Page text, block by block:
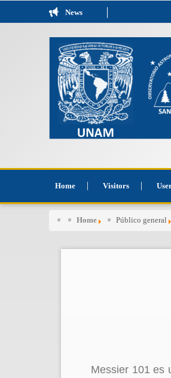
News
Home Visitors
Home Público general
Messier 101 es